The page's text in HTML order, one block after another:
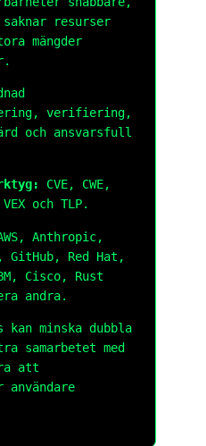
saknar resurser
mängder
verifiering,
och ansvarsfull
CVE, CWE,
VEX och TLP.
Anthropic,
GitHub, Red Hat,
Cisco, Rust
andra.
kan minska dubbla
samarbetet med
att